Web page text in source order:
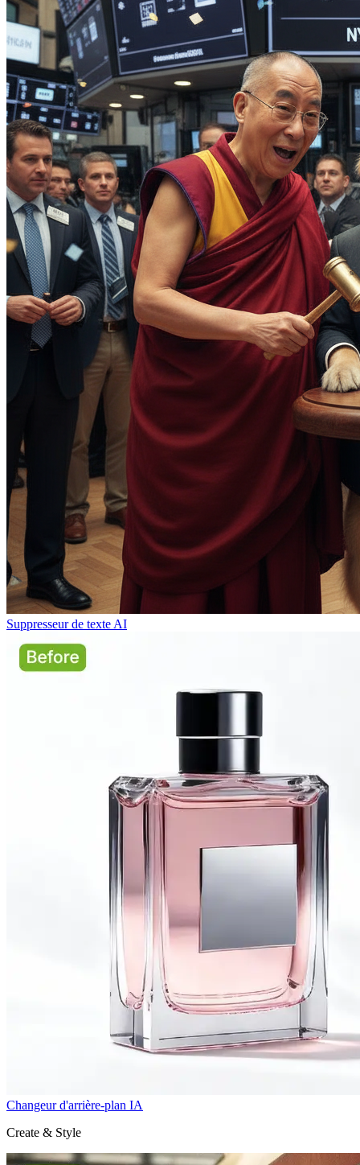
Suppresseur de texte AI
Changeur d'arrière-plan IA
Create & Style